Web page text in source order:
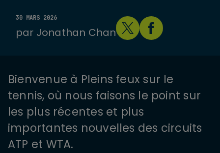
30 MARS 2026
par Jonathan Chan
Bienvenue à Pleins feux sur le
tennis, où nous faisons le point sur
les plus récentes et plus
importantes nouvelles des circuits
ATP et WTA.